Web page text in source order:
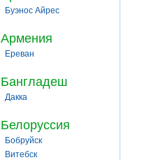
Буэнос Айрес
Армения
Ереван
Бангладеш
Дакка
Белоруссия
Бобруйск
Витебск